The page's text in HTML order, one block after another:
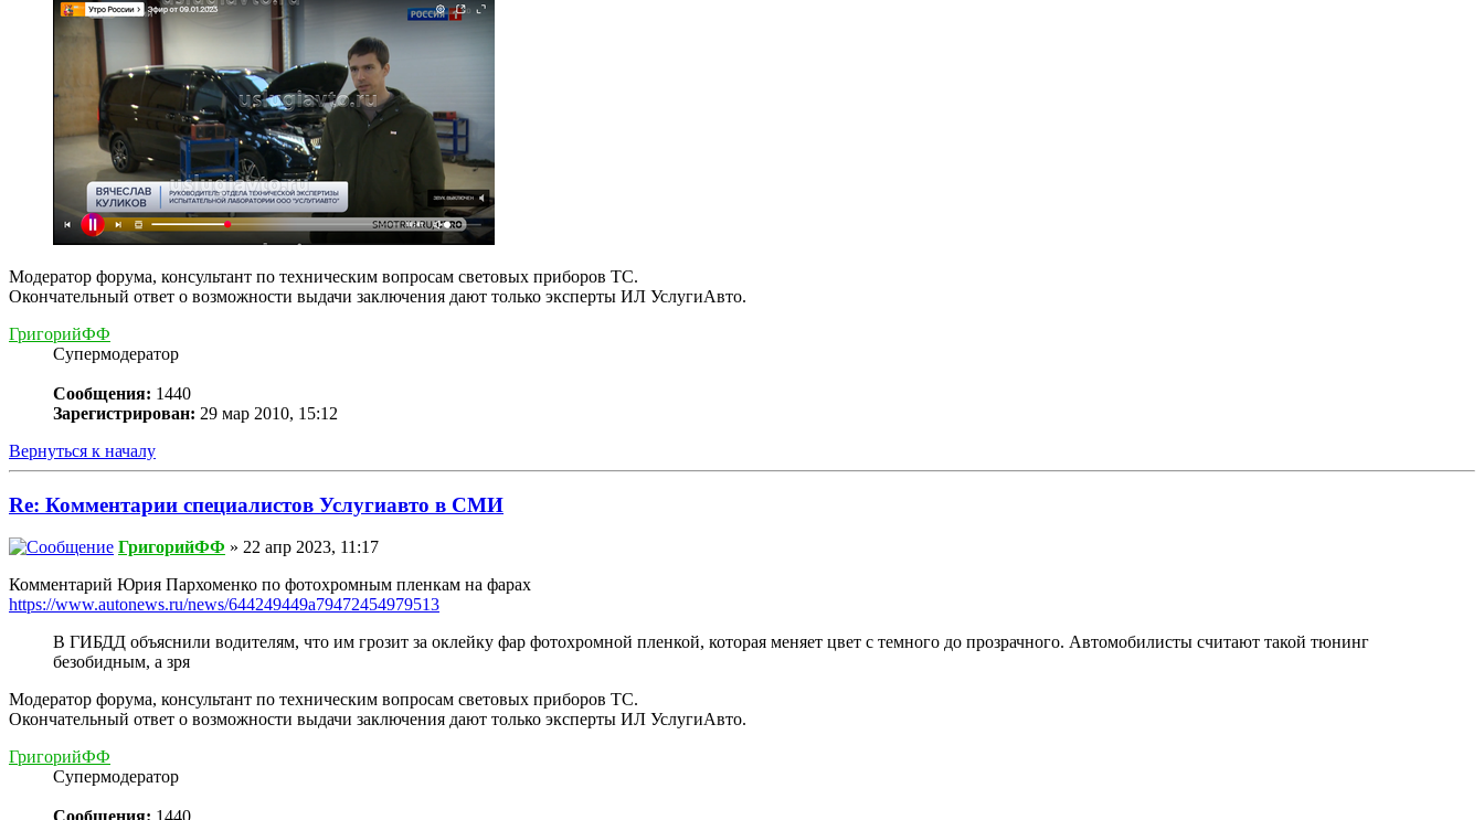
Модератор форума, консультант по техническим вопросам световых приборов ТС.
Окончательный ответ о возможности выдачи заключения дают только эксперты ИЛ УслугиАвто.
ГригорийФФ
Супермодератор
Сообщения: 1440
Зарегистрирован: 29 мар 2010, 15:12
Вернуться к началу
Re: Комментарии специалистов Услугиавто в СМИ
ГригорийФФ » 22 апр 2023, 11:17
Комментарий Юрия Пархоменко по фотохромным пленкам на фарах
https://www.autonews.ru/news/644249449a79472454979513
В ГИБДД объяснили водителям, что им грозит за оклейку фар фотохромной пленкой, которая меняет цвет с темного до прозрачного. Автомобилисты считают такой тюнинг
безобидным, а зря
Модератор форума, консультант по техническим вопросам световых приборов ТС.
Окончательный ответ о возможности выдачи заключения дают только эксперты ИЛ УслугиАвто.
ГригорийФФ
Супермодератор